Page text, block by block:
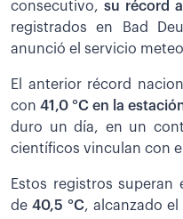
consecutivo,su récord
registrados en Bad
anunció el servicio
El anterior récord
con 41,0 °C en la
duro un día, en un
científicos vinculan con
Estos registros superan
de 40,5 °C, alcanzado el